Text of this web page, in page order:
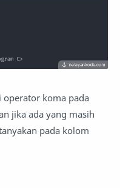
operator koma pada
jika ada yang masih
pada kolom